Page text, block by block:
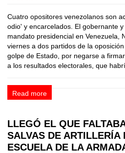
Cuatro opositores venezolanos son
odio' y encarcelados. El gobernante
mandato presidencial en Venezuela,
viernes a dos partidos de la
golpe de Estado, por negarse a
a los resultados electorales, que
Read more
LLEGÓ EL QUE
SALVAS DE ARTILLERÍA
ESCUELA DE LA